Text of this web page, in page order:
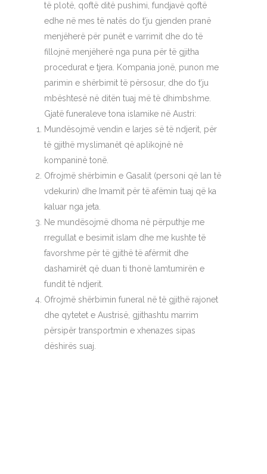
të plotë, qoftë ditë pushimi, fundjavë qoftë
edhe në mes të natës do t’ju gjenden pranë
menjëherë për punët e varrimit dhe do të
fillojnë menjëherë nga puna për të gjitha
procedurat e tjera. Kompania jonë, punon me
parimin e shërbimit të përsosur, dhe do t’ju
mbështesë në ditën tuaj më të dhimbshme.
Gjatë funeraleve tona islamike në Austri:
Mundësojmë vendin e larjes së të ndjerit, për
të gjithë myslimanët që aplikojnë në
kompaninë tonë.
Ofrojmë shërbimin e Gasalit (personi që lan të
vdekurin) dhe Imamit për të afëmin tuaj që ka
kaluar nga jeta.
Ne mundësojmë dhoma në përputhje me
rregullat e besimit islam dhe me kushte të
favorshme për të gjithë të afërmit dhe
dashamirët që duan ti thonë lamtumirën e
fundit të ndjerit.
Ofrojmë shërbimin funeral në të gjithë rajonet
dhe qytetet e Austrisë, gjithashtu marrim
përsipër transportmin e xhenazes sipas
dëshirës suaj.